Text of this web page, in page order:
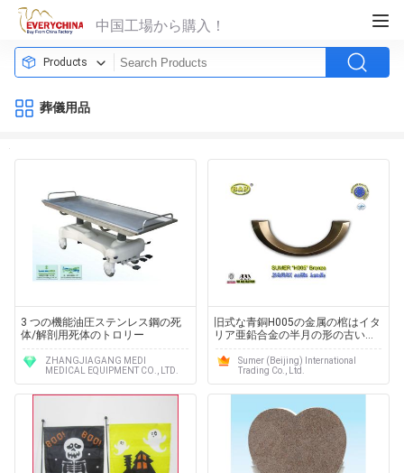
中国工場から購入！
Products
葬儀用品
3 つの機能油圧ステンレス鋼の死
体/解剖用死体のトロリー
ZHANGJIAGANG MEDI
MEDICAL EQUIPMENT CO., LTD.
旧式な青銅H005の金属の棺はイタ
リア亜鉛合金の半月の形の古い青
銅色色を扱います
Sumer (Beijing) International
Trading Co., Ltd.